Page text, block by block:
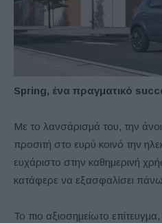
Spring, ένα πραγματικό
Με το λανσάρισμά του, την
προσιτή στο ευρύ κοινό την
ευχάριστο στην καθημερινή
κατάφερε να εξασφαλίσει
Το πιο αξιοσημείωτο επίτευγμα,